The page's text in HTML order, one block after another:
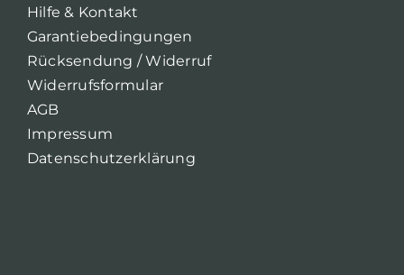
Hilfe & Kontakt
Garantiebedingungen
Rücksendung / Widerruf
Widerrufsformular
AGB
Impressum
Datenschutzerklärung